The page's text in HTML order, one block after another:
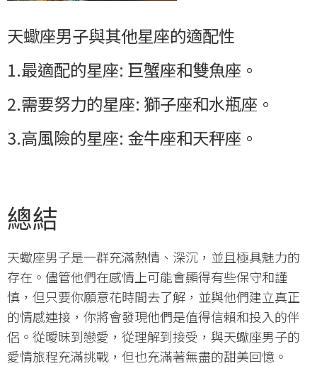
天蠍座男子與其他星座的適配性
1.最適配的星座: 巨蟹座和雙魚座。
2.需要努力的星座: 獅子座和水瓶座。
3.高風險的星座: 金牛座和天秤座。
總結
天蠍座男子是一群充滿熱情、深沉，並且極具魅力的
存在。儘管他們在感情上可能會顯得有些保守和謹
慎，但只要你願意花時間去了解，並與他們建立真正
的情感連接，你將會發現他們是值得信賴和投入的伴
侶。從曖昧到戀愛，從理解到接受，與天蠍座男子的
愛情旅程充滿挑戰，但也充滿著無盡的甜美回憶。